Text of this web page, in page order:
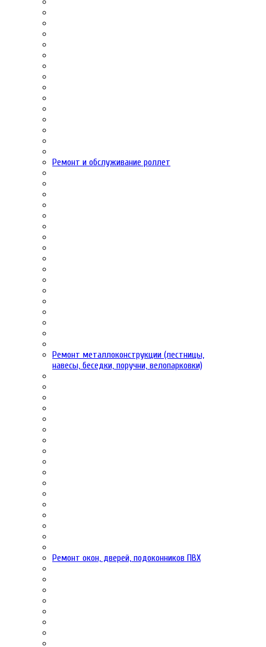
Ремонт и обслуживание роллет
Ремонт металлоконструкции (лестницы,
навесы, беседки, поручни, велопарковки)
Ремонт окон, дверей, подоконников ПВХ